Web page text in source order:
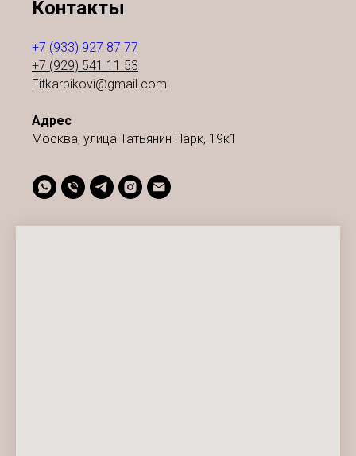
Контакты
+7 (933) 927 87 77
+7 (929) 541 11 53
Fitkarpikovi@gmail.com
Адрес
Москва, улица Татьянин Парк, 19к1